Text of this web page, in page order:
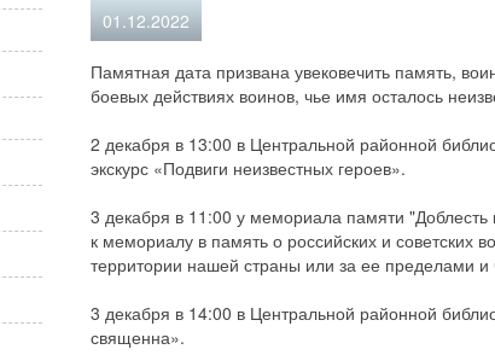
01.12.2022
Памятная дата призвана увековечить память,
боевых действиях воинов, чье имя осталось
2 декабря в 13:00 в Центральной районной
экскурс «Подвиги неизвестных героев».
3 декабря в 11:00 у мемориала памяти
к мемориалу в память о российских и советских
территории нашей страны или за ее пределами и
3 декабря в 14:00 в Центральной районной
священна».